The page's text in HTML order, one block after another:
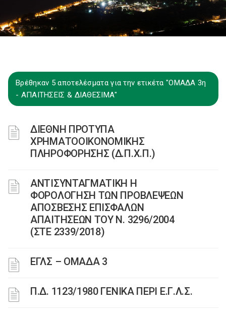
Βρέθηκαν 5 αποτελέσματα για την ετικέτα "ΟΜΑΔΑ 3η
- ΑΠΑΙΤΗΣΕΙΣ & ΔΙΑΘΕΣΙΜΑ"
ΔΙΕΘΝΗ ΠΡΟΤΥΠΑ
ΧΡΗΜΑΤΟΟΙΚΟΝΟΜΙΚΗΣ
ΠΛΗΡΟΦΟΡΗΣΗΣ (Δ.Π.Χ.Π.)
ΑΝΤΙΣΥΝΤΑΓΜΑΤΙΚΗ Η
ΦΟΡΟΛΟΓΗΣΗ ΤΩΝ ΠΡΟΒΛΕΨΕΩΝ
ΑΠΟΣΒΕΣΗΣ ΕΠΙΣΦΑΛΩΝ
ΑΠΑΙΤΗΣΕΩΝ ΤΟΥ Ν. 3296/2004
(ΣΤΕ 2339/2018)
ΕΓΛΣ – ΟΜΑΔΑ 3
Π.Δ. 1123/1980 ΓΕΝΙΚΑ ΠΕΡΙ Ε.Γ.Λ.Σ.